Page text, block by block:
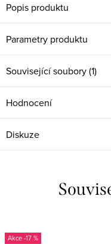
Popis produktu
Parametry produktu
Související soubory (1)
Hodnocení
Diskuze
-17 %